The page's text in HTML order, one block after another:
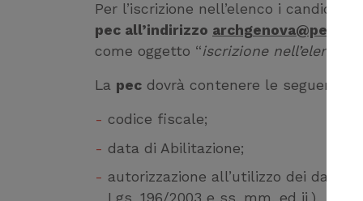
Per l’iscrizione nell’elenco i candidati
pec all’indirizzo
come oggetto “iscrizione nell’elenco
La pec dovrà contenere le seguenti
codice fiscale;
data di Abilitazione;
autorizzazione all’utilizzo dei dati (ai